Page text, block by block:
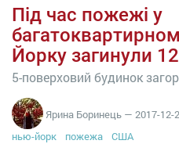
Під час пожежі у
Йорку загинули
5-поверховий будинок
Ярина Боринець — 2017-12-
нью-йорк
пожежа США